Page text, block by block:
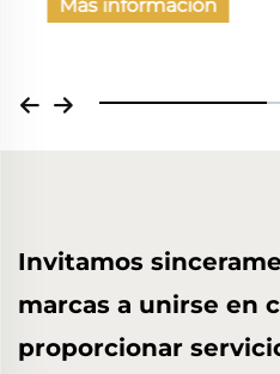
Más información
Invitamos
marcas a unirse en
proporcionar